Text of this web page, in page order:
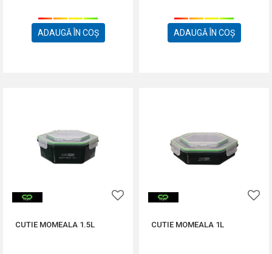
ADAUGĂ ÎN COȘ ADAUGĂ ÎN COȘ
CUTIE MOMEALA 1.5L CUTIE MOMEALA 1L